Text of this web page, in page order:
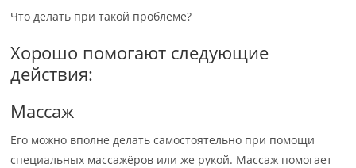
Что делать при такой проблеме?
Хорошо помогают следующие
действия:
Массаж
Его можно вполне делать самостоятельно при помощи
специальных массажёров или же рукой. Массаж помогает